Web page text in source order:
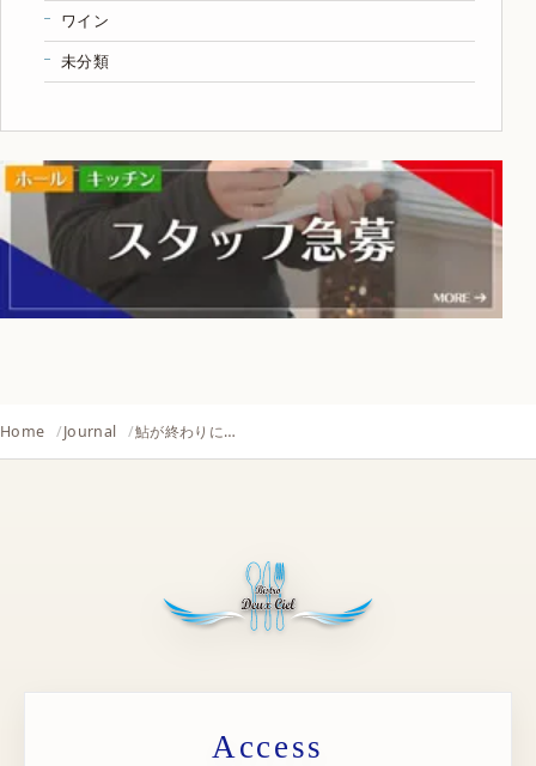
ワイン
未分類
Home Journal 鮎が終わりに…
Access